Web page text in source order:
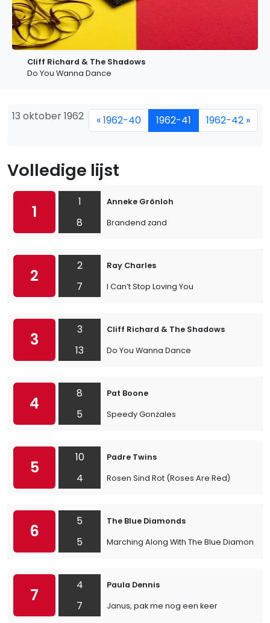
Cliff Richard & The Shadows
Do You Wanna Dance
13 oktober 1962 « 1962-40 1962-41 1962-42 »
Volledige lijst
1
1
8
Anneke Grönloh
Brandend zand
2
2
7
Ray Charles
I Can’t Stop Loving You
3
3
13
Cliff Richard & The Shadows
Do You Wanna Dance
4
8
5
Pat Boone
Speedy Gonzales
5
10
4
Padre Twins
Rosen Sind Rot (Roses Are Red)
6
5
5
The Blue Diamonds
Marching Along With The Blue Diamonds
7
4
7
Paula Dennis
Janus, pak me nog een keer